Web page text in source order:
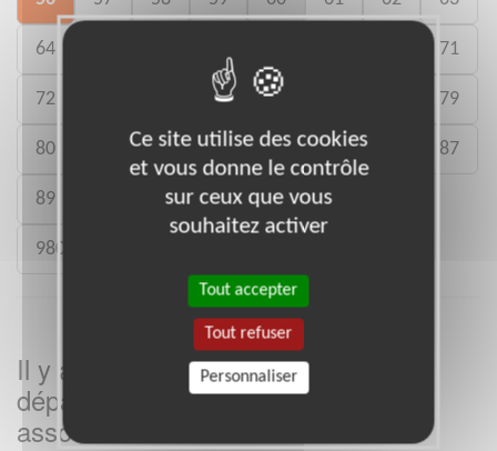
64 71
72 75 76 79
80 82 83 84 85 87
89 91 92 93 94
980
Il y a
missions bénévoles dans le
département
dans cette
association
Ce site utilise des cookies
et vous donne le contrôle
sur ceux que vous
souhaitez activer
Tout accepter
Tout refuser
Personnaliser